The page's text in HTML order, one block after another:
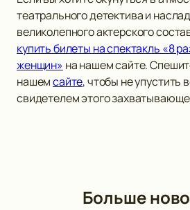
театрального детектива и
великолепного актерского
купить билеты на спектакль «8
женщин» на нашем сайте.
нашемсайте, чтобы не упустить
свидетелем этого
Больше